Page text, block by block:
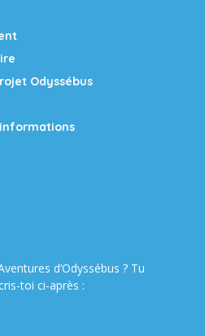
Odyssébus
d’Odyssébus ? Tu
toi ci-après :